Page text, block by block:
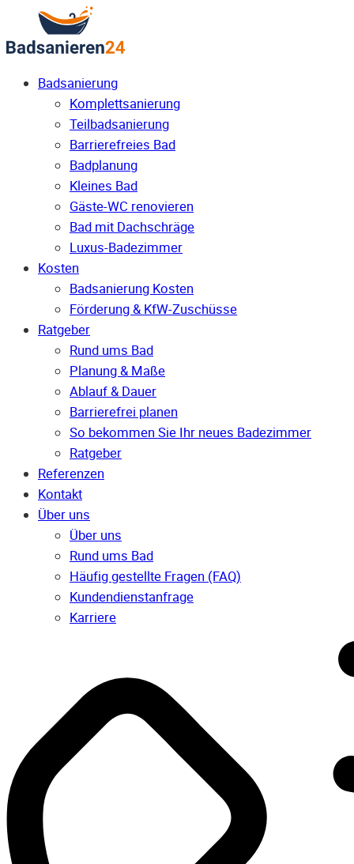
Badsanierung
Komplettsanierung
Teilbadsanierung
Barrierefreies Bad
Badplanung
Kleines Bad
Gäste-WC renovieren
Bad mit Dachschräge
Luxus-Badezimmer
Kosten
Badsanierung Kosten
Förderung & KfW-Zuschüsse
Ratgeber
Rund ums Bad
Planung & Maße
Ablauf & Dauer
Barrierefrei planen
So bekommen Sie Ihr neues Badezimmer
Ratgeber
Referenzen
Kontakt
Über uns
Über uns
Rund ums Bad
Häufig gestellte Fragen (FAQ)
Kunden­dienst­anfrage
Karriere